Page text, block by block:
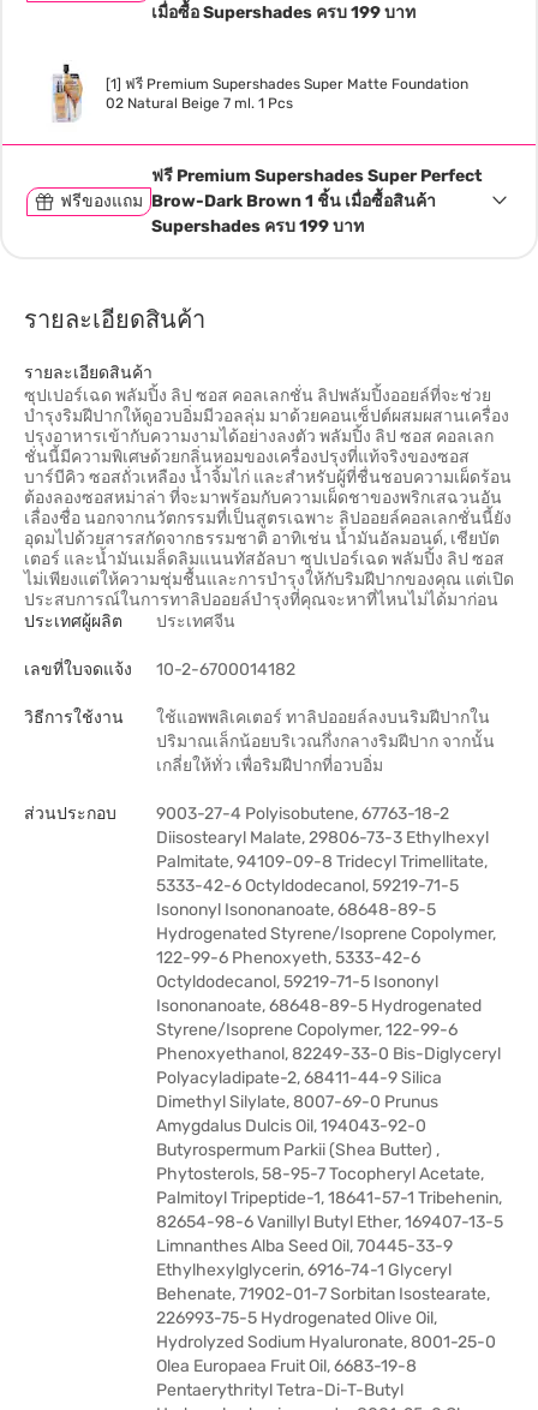
เมื่อซื้อ Supershades ครบ 199 บาท
[1] ฟรี Premium Supershades Super Matte Foundation
02 Natural Beige 7 ml. 1 Pcs
ฟรีของแถม
ฟรี Premium Supershades Super Perfect
Brow-Dark Brown 1 ชิ้น เมื่อซื้อสินค้า
Supershades ครบ 199 บาท
รายละเอียดสินค้า
รายละเอียดสินค้า
ซุปเปอร์เฉด พลัมปิ้ง ลิป ซอส คอลเลกชั่น ลิปพลัมปิ้งออยล์ที่จะช่วย
บำรุงริมฝีปากให้ดูอวบอิ่มมีวอลลุ่ม มาด้วยคอนเซ็ปต์ผสมผสานเครื่อง
ปรุงอาหารเข้ากับความงามได้อย่างลงตัว พลัมปิ้ง ลิป ซอส คอลเลก
ชั่นนี้มีความพิเศษด้วยกลิ่นหอมของเครื่องปรุงที่แท้จริงของซอส
บาร์บีคิว ซอสถั่วเหลือง น้ำจิ้มไก่ และสำหรับผู้ที่ชื่นชอบความเผ็ดร้อน
ต้องลองซอสหม่าล่า ที่จะมาพร้อมกับความเผ็ดชาของพริกเสฉวนอัน
เลื่องชื่อ นอกจากนวัตกรรมที่เป็นสูตรเฉพาะ ลิปออยล์คอลเลกชั่นนี้ยัง
อุดมไปด้วยสารสกัดจากธรรมชาติ อาทิเช่น น้ำมันอัลมอนด์, เชียบัต
เตอร์ และน้ำมันเมล็ดลิมแนนทัสอัลบา ซุปเปอร์เฉด พลัมปิ้ง ลิป ซอส
ไม่เพียงแต่ให้ความชุ่มชื้นและการบำรุงให้กับริมฝีปากของคุณ แต่เปิด
ประสบการณ์ในการทาลิปออยล์บำรุงที่คุณจะหาที่ไหนไม่ได้มาก่อน
ประเทศผู้ผลิต
ประเทศจีน
เลขที่ใบจดแจ้ง 10-2-6700014182
วิธีการใช้งาน
ใช้แอพพลิเคเตอร์ ทาลิปออยล์ลงบนริมฝีปากใน
ปริมาณเล็กน้อยบริเวณกึ่งกลางริมฝีปาก จากนั้น
เกลี่ยให้ทั่ว เพื่อริมฝีปากที่อวบอิ่ม
ส่วนประกอบ
9003-27-4 Polyisobutene, 67763-18-2
Diisostearyl Malate, 29806-73-3 Ethylhexyl
Palmitate, 94109-09-8 Tridecyl Trimellitate,
5333-42-6 Octyldodecanol, 59219-71-5
Isononyl Isononanoate, 68648-89-5
Hydrogenated Styrene/Isoprene Copolymer,
122-99-6 Phenoxyeth, 5333-42-6
Octyldodecanol, 59219-71-5 Isononyl
Isononanoate, 68648-89-5 Hydrogenated
Styrene/Isoprene Copolymer, 122-99-6
Phenoxyethanol, 82249-33-0 Bis-Diglyceryl
Polyacyladipate-2, 68411-44-9 Silica
Dimethyl Silylate, 8007-69-0 Prunus
Amygdalus Dulcis Oil, 194043-92-0
Butyrospermum Parkii (Shea Butter) ,
Phytosterols, 58-95-7 Tocopheryl Acetate,
Palmitoyl Tripeptide-1, 18641-57-1 Tribehenin,
82654-98-6 Vanillyl Butyl Ether, 169407-13-5
Limnanthes Alba Seed Oil, 70445-33-9
Ethylhexylglycerin, 6916-74-1 Glyceryl
Behenate, 71902-01-7 Sorbitan Isostearate,
226993-75-5 Hydrogenated Olive Oil,
Hydrolyzed Sodium Hyaluronate, 8001-25-0
Olea Europaea Fruit Oil, 6683-19-8
Pentaerythrityl Tetra-Di-T-Butyl